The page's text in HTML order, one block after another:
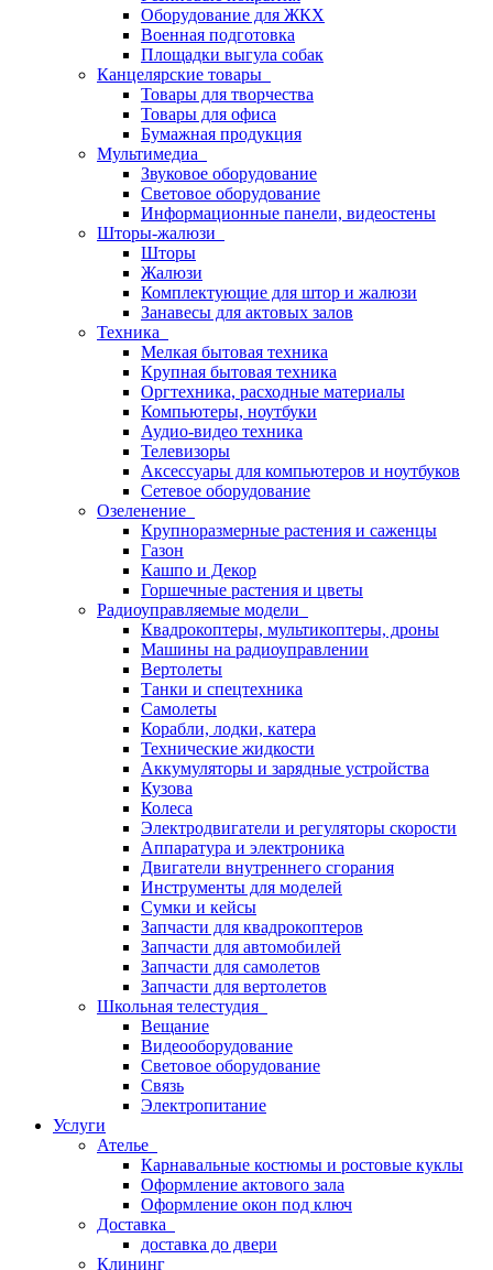
Оборудование для ЖКХ
Военная подготовка
Площадки выгула собак
Канцелярские товары
Товары для творчества
Товары для офиса
Бумажная продукция
Мультимедиа
Звуковое оборудование
Световое оборудование
Информационные панели, видеостены
Шторы-жалюзи
Шторы
Жалюзи
Комплектующие для штор и жалюзи
Занавесы для актовых залов
Техника
Мелкая бытовая техника
Крупная бытовая техника
Оргтехника, расходные материалы
Компьютеры, ноутбуки
Аудио-видео техника
Телевизоры
Аксессуары для компьютеров и ноутбуков
Сетевое оборудование
Озеленение
Крупноразмерные растения и саженцы
Газон
Кашпо и Декор
Горшечные растения и цветы
Радиоуправляемые модели
Квадрокоптеры, мультикоптеры, дроны
Машины на радиоуправлении
Вертолеты
Танки и спецтехника
Самолеты
Корабли, лодки, катера
Технические жидкости
Аккумуляторы и зарядные устройства
Кузова
Колеса
Электродвигатели и регуляторы скорости
Аппаратура и электроника
Двигатели внутреннего сгорания
Инструменты для моделей
Сумки и кейсы
Запчасти для квадрокоптеров
Запчасти для автомобилей
Запчасти для самолетов
Запчасти для вертолетов
Школьная телестудия
Вещание
Видеооборудование
Световое оборудование
Связь
Электропитание
Услуги
Ателье
Карнавальные костюмы и ростовые куклы
Оформление актового зала
Оформление окон под ключ
Доставка
доставка до двери
Клининг